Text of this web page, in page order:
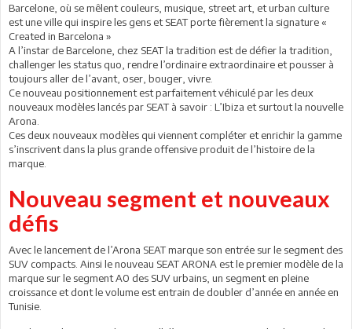
Barcelone, où se mêlent couleurs, musique, street art, et urban culture
est une ville qui inspire les gens et SEAT porte fièrement la signature «
Created in Barcelona »
A l’instar de Barcelone, chez SEAT la tradition est de défier la tradition,
challenger les status quo, rendre l’ordinaire extraordinaire et pousser à
toujours aller de l’avant, oser, bouger, vivre.
Ce nouveau positionnement est parfaitement véhiculé par les deux
nouveaux modèles lancés par SEAT à savoir : L’Ibiza et surtout la nouvelle
Arona.
Ces deux nouveaux modèles qui viennent compléter et enrichir la gamme
s’inscrivent dans la plus grande offensive produit de l’histoire de la
marque.
Nouveau segment et nouveaux
défis
Avec le lancement de l’Arona SEAT marque son entrée sur le segment des
SUV compacts. Ainsi le nouveau SEAT ARONA est le premier modèle de la
marque sur le segment A0 des SUV urbains, un segment en pleine
croissance et dont le volume est entrain de doubler d’année en année en
Tunisie.